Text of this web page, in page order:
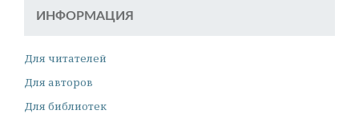
ИНФОРМАЦИЯ
Для читателей
Для авторов
Для библиотек